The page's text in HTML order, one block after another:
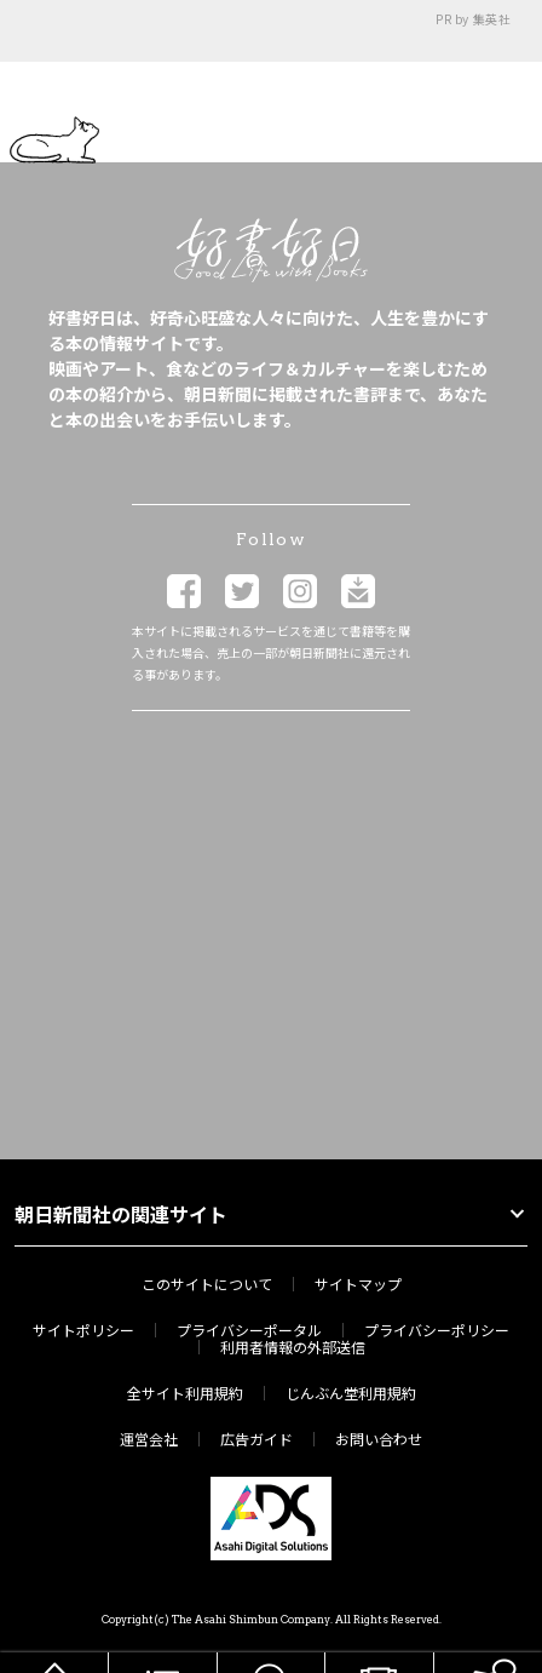
PR by 集英社
好書好日は、好奇心旺盛な人々に向けた、人生を豊かにす
る本の情報サイトです。
映画やアート、食などのライフ＆カルチャーを楽しむため
の本の紹介から、朝日新聞に掲載された書評まで、あなた
と本の出会いをお手伝いします。
Follow
本サイトに掲載されるサービスを通じて書籍等を購
入された場合、売上の一部が朝日新聞社に還元され
る事があります。
朝日新聞社の関連サイト
このサイトについて サイトマップ
サイトポリシー プライバシーポータル
プライバシーポリシー
利用者情報の外部送信
全サイト利用規約 じんぶん堂利用規約
運営会社 広告ガイド お問い合わせ
Copyright(c) The Asahi Shimbun Company. All Rights Reserved.